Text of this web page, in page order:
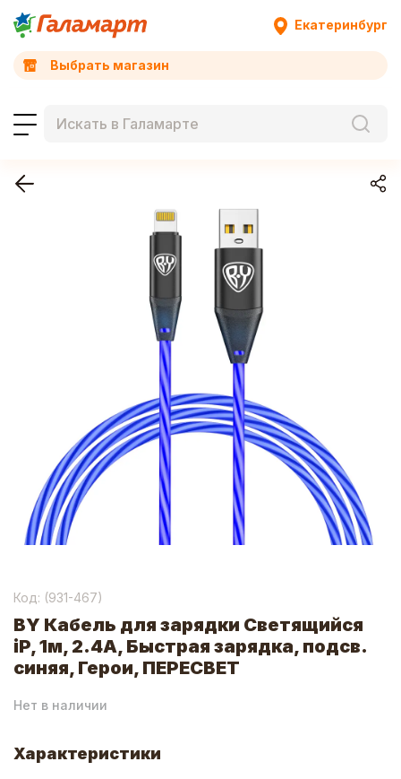
Екатеринбург
Выбрать магазин
Код: (931-467)
BY Кабель для зарядки Светящийся
iP, 1м, 2.4А, Быстрая зарядка, подсв.
синяя, Герои, ПЕРЕСВЕТ
Нет в наличии
Характеристики